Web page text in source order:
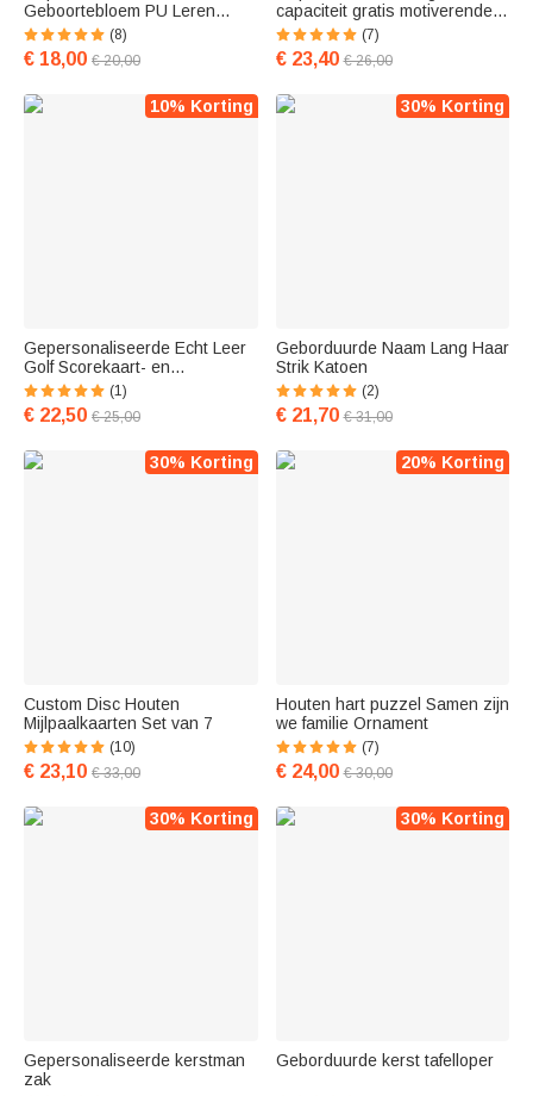
Geboortebloem PU Leren
Portemonnee Draagbare
Muntportemonnee met 8
Kaartsleuven Verjaardags
(8)
€ 18,00 € 20,00
capaciteit gratis motiverende
fitness tijd marker waterfles
met gradiënt naam en riet
handvat verjaardagscadeau
(7)
€ 23,40 € 26,00
10% Korting
Gepersonaliseerde Echt Leer
Golf Scorekaart- en
Afstandsboekhouder met
Gegraveerde Naam
Verjaardag of
Heren en Golfliefhebbers
(1)
€ 22,50 € 25,00
30% Korting
Geborduurde Naam Lang Haar
Strik Katoen
(2)
€ 21,70 € 31,00
30% Korting
Custom Disc Houten
Mijlpaalkaarten Set van 7
(10)
€ 23,10 € 33,00
20% Korting
Houten hart puzzel Samen zijn
we familie Ornament
(7)
€ 24,00 € 30,00
30% Korting
Gepersonaliseerde kerstman
zak
30% Korting
Geborduurde kerst tafelloper